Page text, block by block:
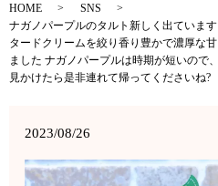
HOME
SNS
ナガノパープルのタルト新しく出ていま
タードクリームを絞り香り豊かで濃厚な
ました ナガノパープルは時期が短いので
見かけたら是非連れて帰ってくださいね?
2023/08/26